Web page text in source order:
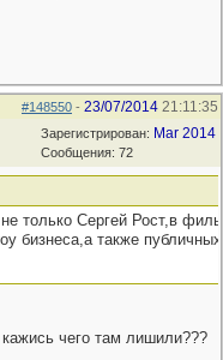
#148550 - 23/07/2014 21:11:35
Зарегистрирован: Mar 2014
Сообщения: 72
только Сергей Рост,в
бизнеса,а также
чего там лишили???